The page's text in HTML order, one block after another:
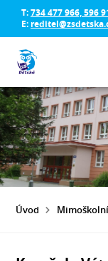
T:734 477 966, 596
E:
Úvod